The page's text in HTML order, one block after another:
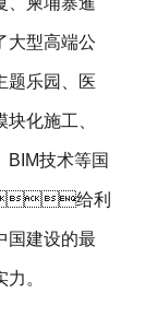
大型高端公
题乐园、医
化施工、
BIM技术等国
给利
国建设的最
。